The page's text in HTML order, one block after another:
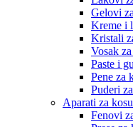
Gelovi
Kreme i
Kristali
Vosak
Paste i
Pene za
Puderi
Aparati za kosu
Fenovi